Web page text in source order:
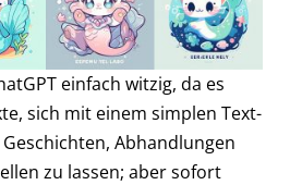
einfach witzig, da es
sich mit einem simplen Text-
Abhandlungen
zu lassen; aber sofort